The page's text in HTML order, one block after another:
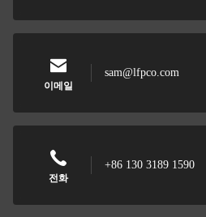
이메일
sam@lfpco.com
전화
+86 130 3189 1590